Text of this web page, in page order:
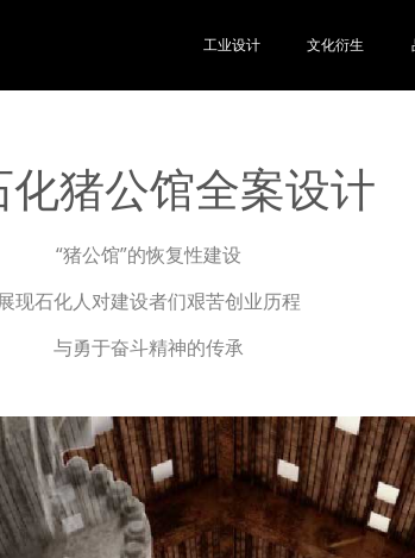
工业设计 文化衍生
化猪公馆全案设计
“猪公馆”的恢复性建设
展现石化人对建设者们艰苦创业历程
与勇于奋斗精神的传承